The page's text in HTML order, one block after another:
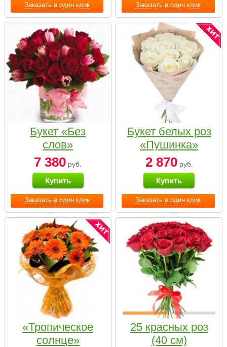
Заказать в один клик Заказать в один клик
Заказать в один клик
Букет «Без
слов»
7 380 руб.
Купить
Заказать в один клик
Букет белых роз
«Пушинка»
2 870руб.
Купить
«Тропическое
солнце»
25 красных роз
(40 см)